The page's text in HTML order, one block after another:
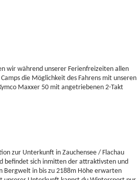
wir während unserer Ferienfreizeiten allen
die Möglichkeit des Fahrens mit unseren
Maxxer 50 mit angetriebenen 2-Takt
zur Unterkunft in Zauchensee / Flachau
befindet sich inmitten der attraktivsten und
Bergwelt in bis zu 2188m Höhe erwarten